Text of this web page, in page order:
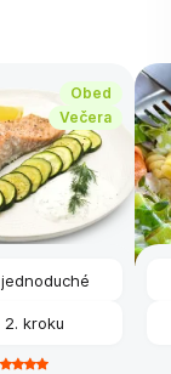
Obed
Večera
kroku